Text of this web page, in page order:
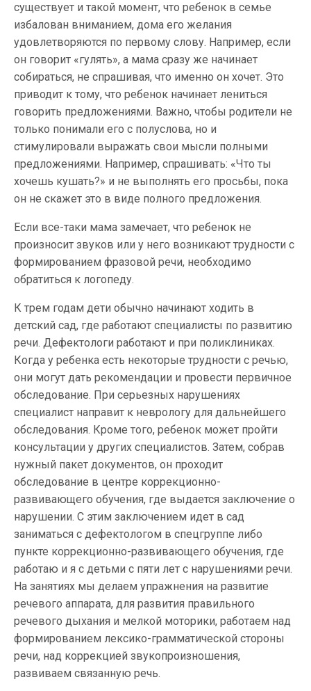
существует и такой момент, что ребенок в семье
избалован вниманием, дома его желания
удовлетворяются по первому слову. Например, если
он говорит «гулять», а мама сразу же начинает
собираться, не спрашивая, что именно он хочет. Это
приводит к тому, что ребенок начинает лениться
говорить предложениями. Важно, чтобы родители не
только понимали его с полуслова, но и
стимулировали выражать свои мысли полными
предложениями. Например, спрашивать: «Что ты
хочешь кушать?» и не выполнять его просьбы, пока
он не скажет это в виде полного предложения.
Если все-таки мама замечает, что ребенок не
произносит звуков или у него возникают трудности с
формированием фразовой речи, необходимо
обратиться к логопеду.
К трем годам дети обычно начинают ходить в
детский сад, где работают специалисты по развитию
речи. Дефектологи работают и при поликлиниках.
Когда у ребенка есть некоторые трудности с речью,
они могут дать рекомендации и провести первичное
обследование. При серьезных нарушениях
специалист направит к неврологу для дальнейшего
обследования. Кроме того, ребенок может пройти
консультации у других специалистов. Затем, собрав
нужный пакет документов, он проходит
обследование в центре коррекционно-
развивающего обучения, где выдается заключение о
нарушении. С этим заключением идет в сад
заниматься с дефектологом в спецгруппе либо
пункте коррекционно-развивающего обучения, где
работаю и я с детьми с пяти лет с нарушениями речи.
На занятиях мы делаем упражнения на развитие
речевого аппарата, для развития правильного
речевого дыхания и мелкой моторики, работаем над
формированием лексико-грамматической стороны
речи, над коррекцией звукопроизношения,
развиваем связанную речь.